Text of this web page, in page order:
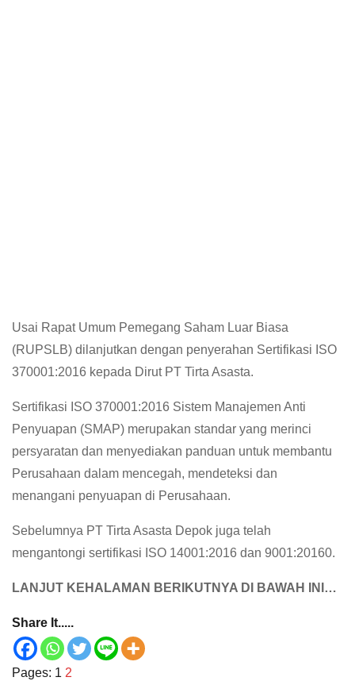
Usai Rapat Umum Pemegang Saham Luar Biasa
(RUPSLB) dilanjutkan dengan penyerahan Sertifikasi ISO
370001:2016 kepada Dirut PT Tirta Asasta.
Sertifikasi ISO 370001:2016 Sistem Manajemen Anti
Penyuapan (SMAP) merupakan standar yang merinci
persyaratan dan menyediakan panduan untuk membantu
Perusahaan dalam mencegah, mendeteksi dan
menangani penyuapan di Perusahaan.
Sebelumnya PT Tirta Asasta Depok juga telah
mengantongi sertifikasi ISO 14001:2016 dan 9001:20160.
LANJUT KEHALAMAN BERIKUTNYA DI BAWAH INI…
Share It.....
Pages: 1 2